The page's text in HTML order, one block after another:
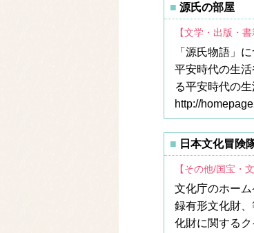
源氏の部屋
【文学・出版・
「源氏物語」
平安時代の生
る平安時代の生
http://
日本文化冒険
【その他/国宝・
文化庁のホー
録有形文化財
化財に関するク